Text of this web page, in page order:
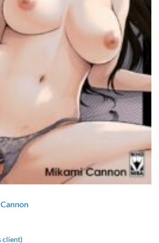
client)